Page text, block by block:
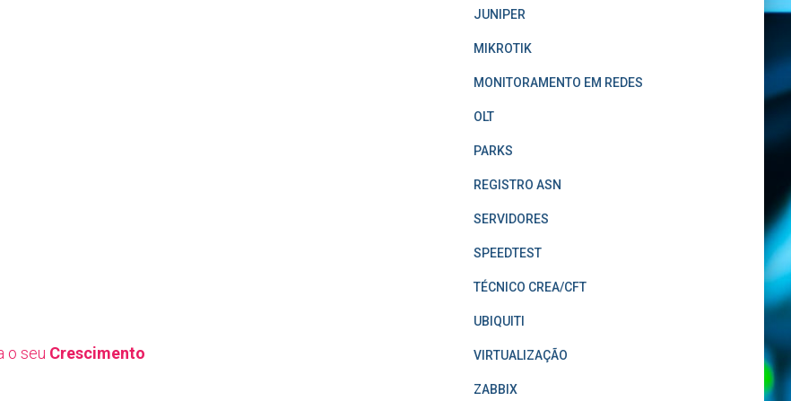
o seu Crescimento
JUNIPER
MIKROTIK
MONITORAMENTO EM REDES
OLT
PARKS
REGISTRO ASN
SERVIDORES
SPEEDTEST
TÉCNICO CREA/CFT
UBIQUITI
VIRTUALIZAÇÃO
ZABBIX